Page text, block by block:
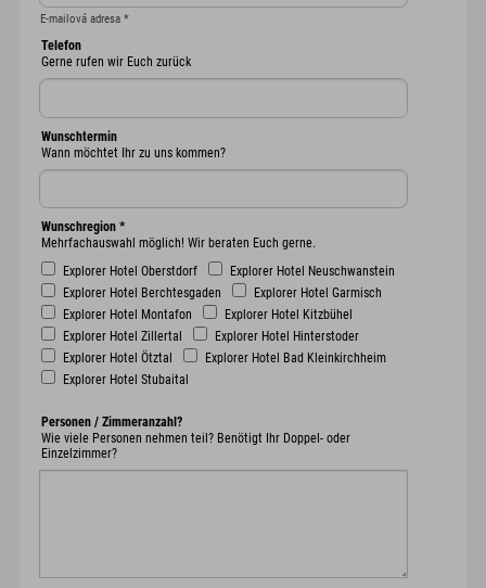
E-mailová adresa *
Telefon
Gerne rufen wir Euch zurück
Wunschtermin
Wann möchtet Ihr zu uns kommen?
Wunschregion *
Mehrfachauswahl möglich! Wir beraten Euch gerne.
Explorer Hotel Oberstdorf
Explorer Hotel Neuschwanstein
Explorer Hotel Berchtesgaden
Explorer Hotel Garmisch
Explorer Hotel Montafon
Explorer Hotel Kitzbühel
Explorer Hotel Zillertal
Explorer Hotel Hinterstoder
Explorer Hotel Ötztal
Explorer Hotel Bad Kleinkirchheim
Explorer Hotel Stubaital
Personen / Zimmeranzahl?
Wie viele Personen nehmen teil? Benötigt Ihr Doppel- oder
Einzelzimmer?